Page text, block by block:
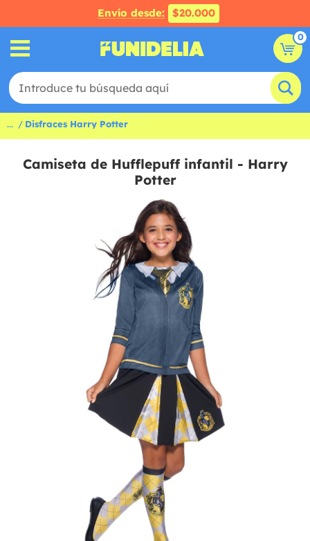
Envío desde: $20.000
0
... Disfraces Harry Potter
Camiseta de Hufflepuff infantil - Harry
Potter